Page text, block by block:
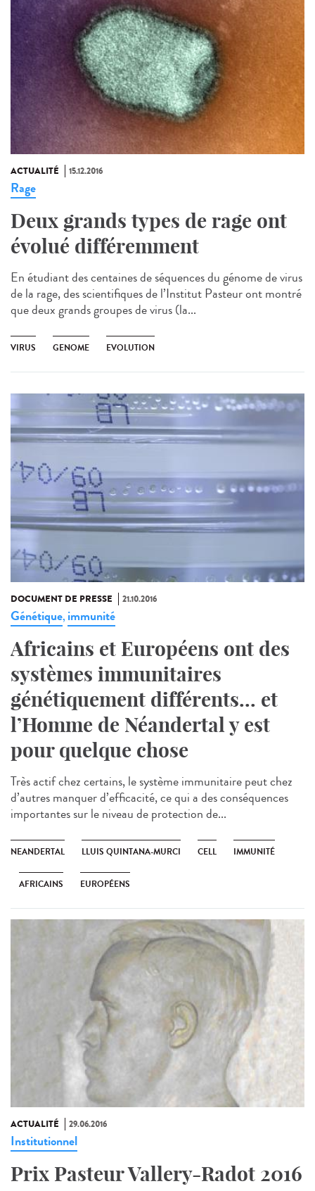
ACTUALITÉ 15.12.2016
Rage
Deux grands types de rage ont
évolué différemment
En étudiant des centaines de séquences du génome de virus
de la rage, des scientifiques de l’Institut Pasteur ont montré
que deux grands groupes de virus (la...
VIRUS GENOME EVOLUTION
DOCUMENT DE PRESSE 21.10.2016
Génétique, immunité
Africains et Européens ont des
systèmes immunitaires
génétiquement différents... et
l’Homme de Néandertal y est
pour quelque chose
Très actif chez certains, le système immunitaire peut chez
d’autres manquer d’efficacité, ce qui a des conséquences
importantes sur le niveau de protection de...
NEANDERTAL LLUIS QUINTANA-MURCI CELL IMMUNITÉ
AFRICAINS EUROPÉENS
ACTUALITÉ 29.06.2016
Institutionnel
Prix Pasteur Vallery-Radot 2016